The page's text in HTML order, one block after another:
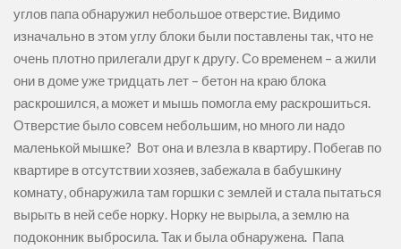
углов папа обнаружил небольшое отверстие. Видимо
изначально в этом углу блоки были поставлены так, что не
очень плотно прилегали друг к другу. Со временем – а жили
они в доме уже тридцать лет – бетон на краю блока
раскрошился, а может и мышь помогла ему раскрошиться.
Отверстие было совсем небольшим, но много ли надо
маленькой мышке? Вот она и влезла в квартиру. Побегав по
квартире в отсутствии хозяев, забежала в бабушкину
комнату, обнаружила там горшки с землей и стала пытаться
вырыть в ней себе норку. Норку не вырыла, а землю на
подоконник выбросила. Так и была обнаружена. Папа